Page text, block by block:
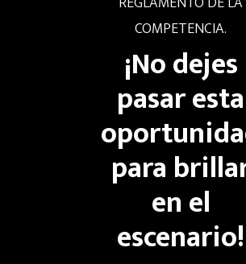
COMPETENCIA.
¡No dejes
pasar esta
para
en el
escenario!